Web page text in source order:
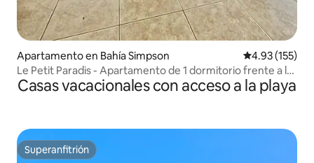
Apartamento en Bahía Simpson Calificación
4.93 (155)
Le Petit Paradis - Apartamento de 1 dormitorio frente a la
playa
Casas vacacionales con acceso a la playa
Superanfitrión
Superanfitrión